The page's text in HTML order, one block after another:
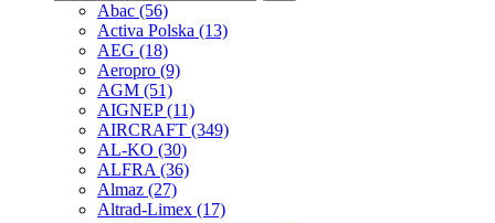
Abac (56)
Activa Polska (13)
AEG (18)
Aeropro (9)
AGM (51)
AIGNEP(11)
AIRCRAFT (349)
AL-KO (30)
ALFRA (36)
Almaz (27)
Altrad-Limex (17)